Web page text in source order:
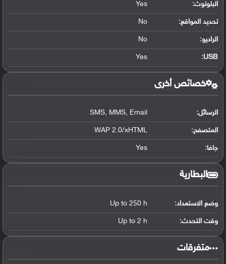
البلوتوث:
Yes
تحديد المواقع:
No
الراديو: No
USB
:
Yes
خصائص أخرى
الرسائل: SMS, MMS, Email
المتصفح: WAP 2.0/xHTML
جافا: Yes
البطارية
وضع الاستعداد: Up to 250 h
وقت التحدث: Up to 2 h
‏متفرقات‏